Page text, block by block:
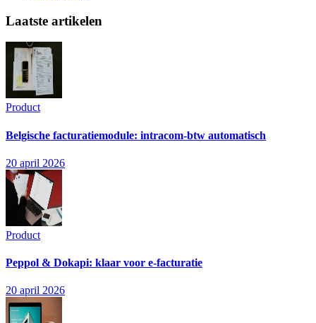
Laatste artikelen
Product
Belgische facturatiemodule: intracom-btw automatisch
20 april 2026
Product
Peppol & Dokapi: klaar voor e-facturatie
20 april 2026